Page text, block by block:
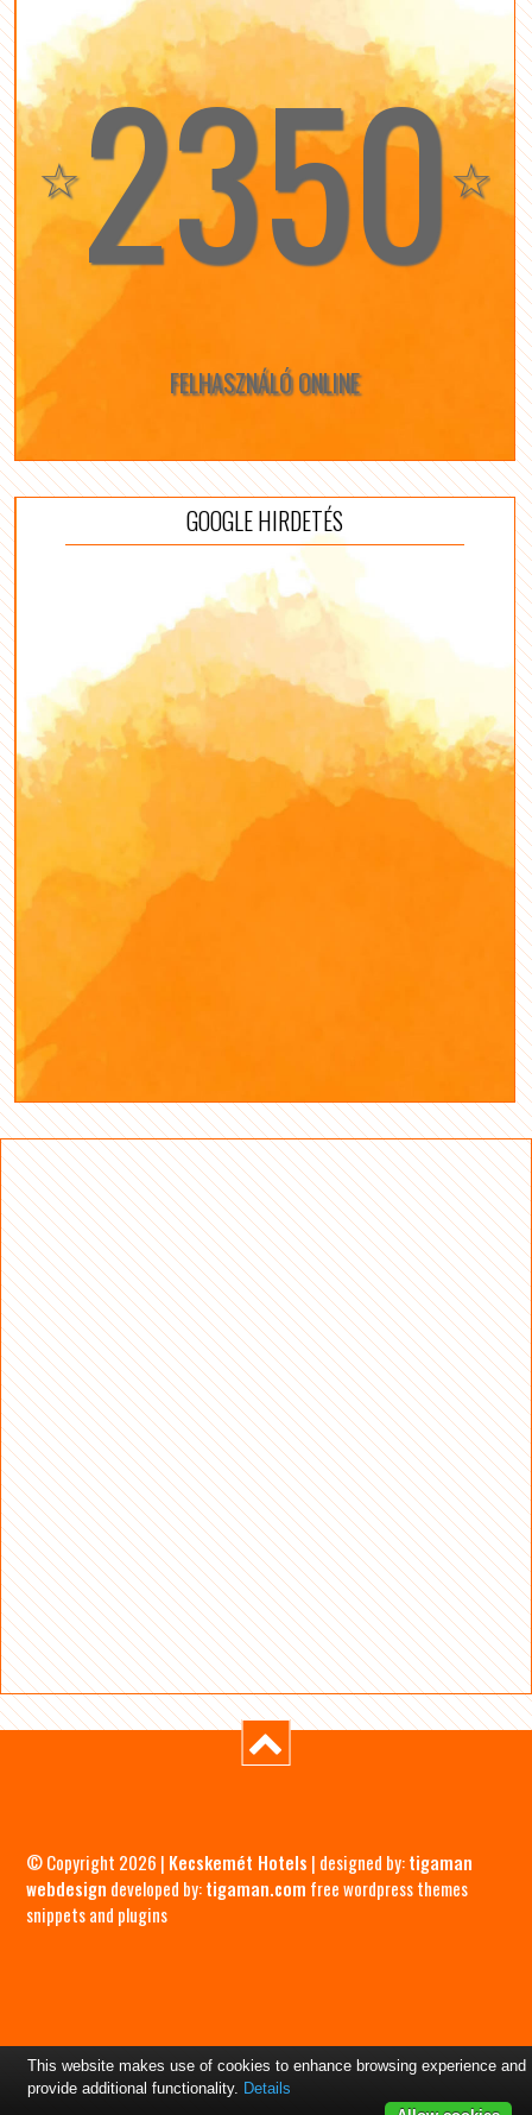
☆2350☆
FELHASZNÁLÓ ONLINE
GOOGLE HIRDETÉS
© Copyright 2026 | Kecskemét Hotels | designed by:tigaman
webdesign developed by:tigaman.com free wordpress themes
snippets and plugins
This website makes use of cookies to enhance browsing experience and
provide additional functionality. Details